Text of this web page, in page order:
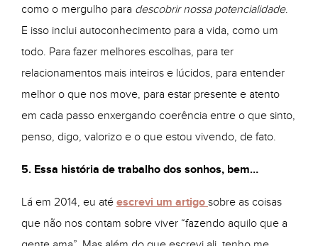
como o mergulho para descobrir nossa potencialidade.
E isso inclui autoconhecimento para a vida, como um
todo. Para fazer melhores escolhas, para ter
relacionamentos mais inteiros e lúcidos, para entender
melhor o que nos move, para estar presente e atento
em cada passo enxergando coerência entre o que sinto,
penso, digo, valorizo e o que estou vivendo, de fato.
5. Essa história de trabalho dos sonhos, bem…
Lá em 2014, eu até escrevi um artigo sobre as coisas
que não nos contam sobre viver “fazendo aquilo que a